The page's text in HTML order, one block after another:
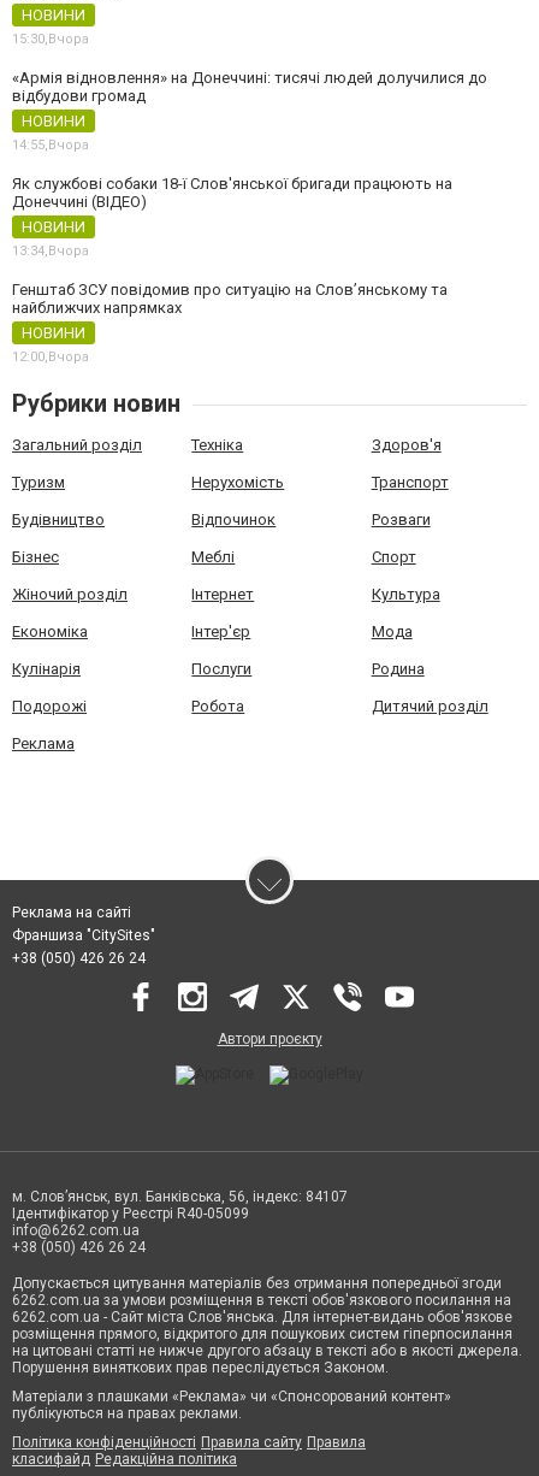
НОВИНИ
15:30,Вчора
«Армія відновлення» на Донеччині: тисячі людей долучилися до
відбудови громад
НОВИНИ
14:55,Вчора
Як службові собаки 18-ї Слов'янської бригади працюють на
Донеччині (ВІДЕО)
НОВИНИ
13:34,Вчора
Генштаб ЗСУ повідомив про ситуацію на Слов’янському та
найближчих напрямках
НОВИНИ
12:00,Вчора
Рубрики новин
Загальний розділ Техніка Здоров'я
Туризм Нерухомість Транспорт
Будівництво Відпочинок Розваги
Бізнес Меблі Спорт
Жіночий розділ Інтернет Культура
Економіка Інтер'єр Мода
Кулінарія Послуги Родина
Подорожі Робота Дитячий розділ
Реклама
Реклама на сайті
Франшиза "CitySites"
+38 (050) 426 26 24
Автори проєкту
м. Слов’янськ, вул. Банківська, 56, індекс: 84107
Ідентифікатор у Реєстрі R40-05099
info@6262.com.ua
+38 (050) 426 26 24
Допускається цитування матеріалів без отримання попередньої згоди
6262.com.ua за умови розміщення в тексті обов'язкового посилання на
6262.com.ua - Сайт міста Слов'янська. Для інтернет-видань обов'язкове
розміщення прямого, відкритого для пошукових систем гіперпосилання
на цитовані статті не нижче другого абзацу в тексті або в якості джерела.
Порушення виняткових прав переслідується Законом.
Матеріали з плашками «Реклама» чи «Спонсорований контент»
публікуються на правах реклами.
Політика конфіденційності Правила сайту Правила
класифайд Редакційна політика